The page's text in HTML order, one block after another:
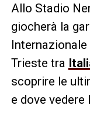
Allo Stadio
giocherà la
Trieste tra
scoprire le
e dove vedere